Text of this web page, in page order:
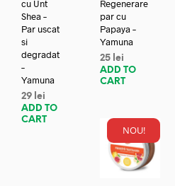
cu Unt
Shea –
Par uscat
si
degradat
–
Yamuna
29 lei
ADD TO
CART
Regenerare
par cu
Papaya –
Yamuna
25 lei
ADD TO
CART
NOU!